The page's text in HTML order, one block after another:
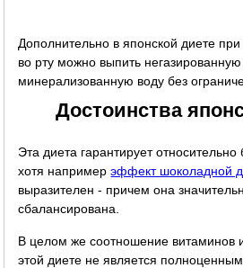
Дополнительно в японской диете при
во рту можно выпить
минерализованную воду без
Достоинства
Эта диета гарантирует относительно
хотя напримерэффект шоколадной
выразителен - причем она
сбалансирована.
В целом же соотношение витаминов
этой диете не является